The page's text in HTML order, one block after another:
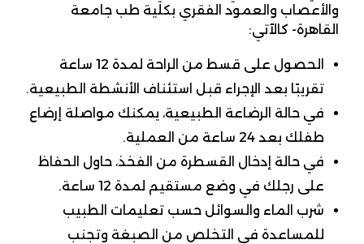
والأعصاب والعمود الفقري بكلية طب جامعة
القاهرة- كالآتي:
الحصول على قسط من الراحة لمدة 12 ساعة
تقريبًا بعد الإجراء قبل استئناف الأنشطة الطبيعية.
في حالة الرضاعة الطبيعية، يمكنك مواصلة إرضاع
طفلك بعد 24 ساعة من العملية.
في حالة إدخال القسطرة من الفخذ، حاول الحفاظ
على رجلك في وضع مستقيم لمدة 12 ساعة.
شرب الماء والسوائل حسب تعليمات الطبيب
للمساعدة في التخلص من الصبغة وتجنب